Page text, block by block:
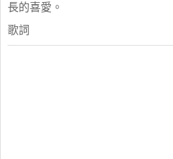
長的喜愛。
歌詞